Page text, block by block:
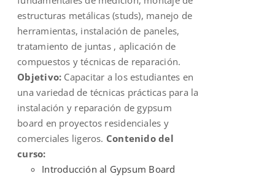
estructuras metálicas (studs), manejo de
herramientas, instalación de paneles,
tratamiento de juntas , aplicación de
compuestos y técnicas de reparación.
Objetivo: Capacitar a los estudiantes en
una variedad de técnicas prácticas para la
instalación y reparación de gypsum
board en proyectos residenciales y
comerciales ligeros. Contenido del
curso:
Introducción al Gypsum Board